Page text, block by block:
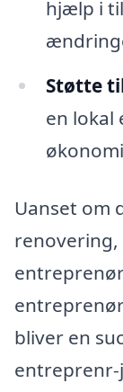
hjælp i
Støtte
en
Uanset om
bliver en